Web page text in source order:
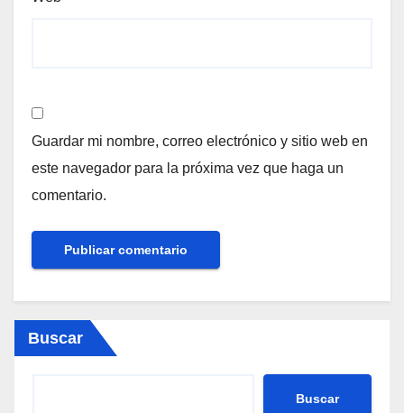
Guardar mi nombre, correo electrónico y sitio web en
este navegador para la próxima vez que haga un
comentario.
Buscar
Buscar